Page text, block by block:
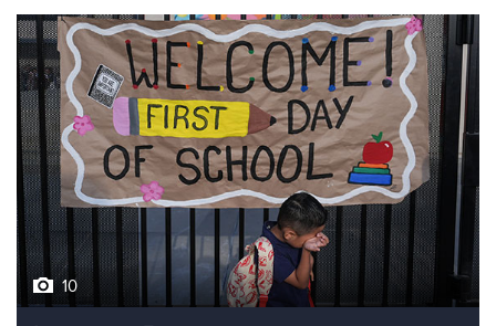
10
Фотохроника 7 августа